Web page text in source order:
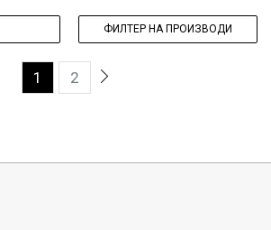
ФИЛТЕР НА ПРОИЗВОДИ
1 2